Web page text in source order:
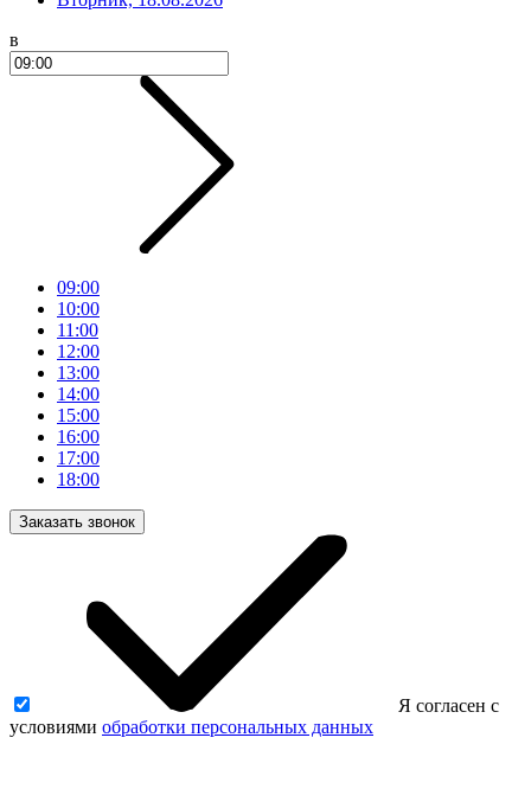
в
09:00
10:00
11:00
12:00
13:00
14:00
15:00
16:00
17:00
18:00
Заказать звонок
Я согласен с
условиями обработки персональных данных